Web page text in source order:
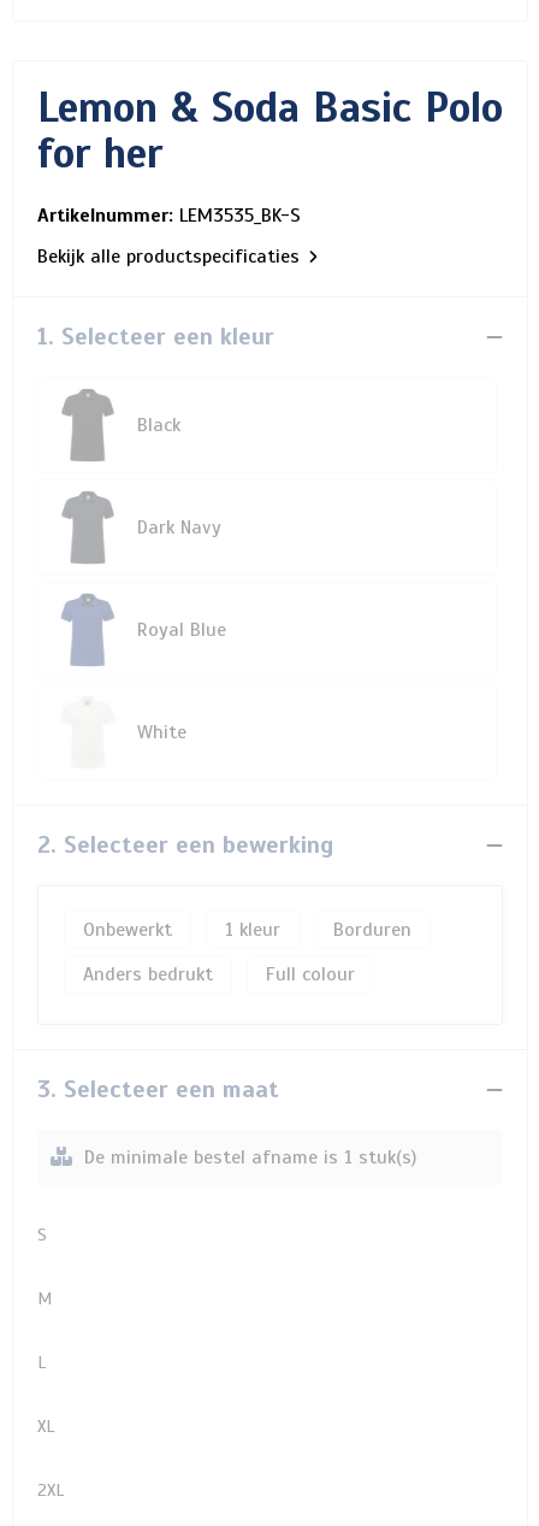
Lemon & Soda Basic Polo
for her
Artikelnummer: LEM3535_BK-S
Bekijk alle productspecificaties
1. Selecteer een kleur
Black
Dark Navy
Royal Blue
White
2. Selecteer een bewerking
Onbewerkt 1
Borduren
Anders bedrukt
Full colour
3. Selecteer een maat
De minimale bestel afname is 1 stuk(s)
S
M
L
XL
2XL